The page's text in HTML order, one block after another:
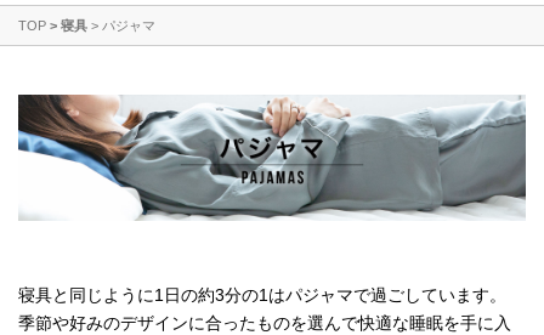
TOP 寝具 パジャマ
寝具と同じように1日の約3分の1はパジャマで過ごしています。
季節や好みのデザインに合ったものを選んで快適な睡眠を手に入